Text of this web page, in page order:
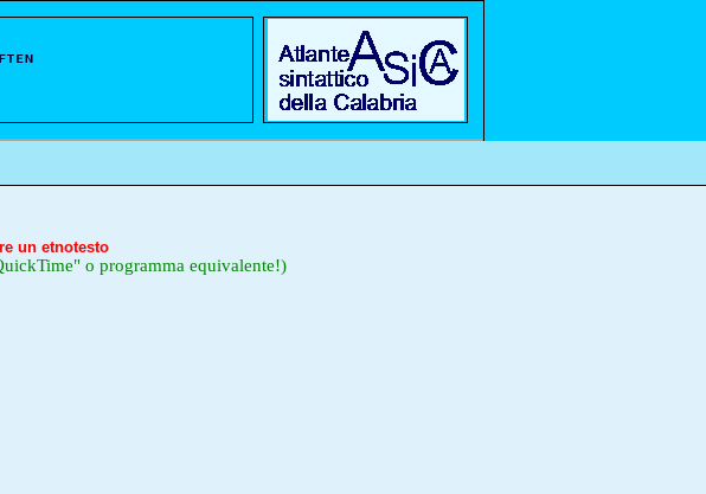
un etnotesto
o programma equivalente!)